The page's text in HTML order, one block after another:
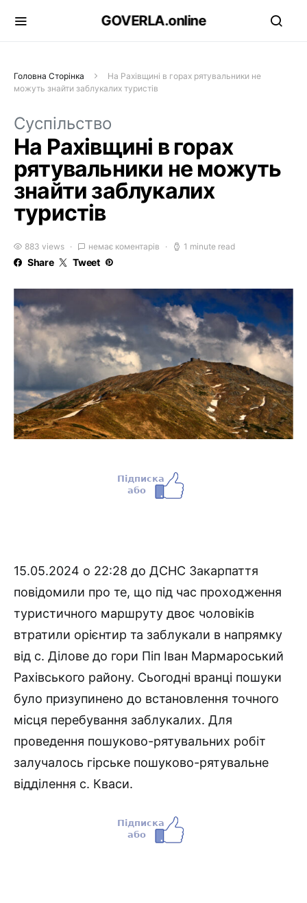
GOVERLA.online
Головна Сторінка
На Рахівщині в горах рятувальники не
можуть знайти заблукалих туристів
Суспільство
На Рахівщині в горах
рятувальники не можуть
знайти заблукалих
туристів
883 views немає коментарів 1 minute read
Share Tweet
15.05.2024 о 22:28 до ДСНС Закарпаття
повідомили про те, що під час проходження
туристичного маршруту двоє чоловіків
втратили орієнтир та заблукали в напрямку
від с. Ділове до гори Піп Іван Мармароський
Рахівського району. Сьогодні вранці пошуки
було призупинено до встановлення точного
місця перебування заблукалих. Для
проведення пошуково-рятувальних робіт
залучалось гірське пошуково-рятувальне
відділення с. Кваси.